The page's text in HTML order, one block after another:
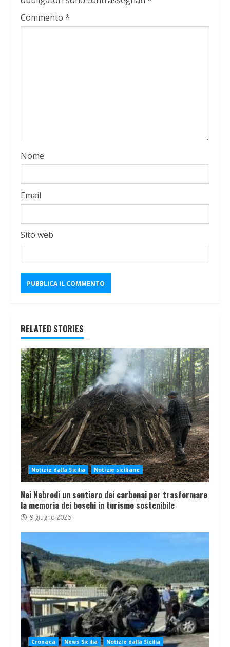
Commento *
Nome
Email
Sito web
RELATED STORIES
Notizie dalla Sicilia Notizie siciliane
Nei Nebrodi un sentiero dei carbonai per trasformare
la memoria dei boschi in turismo sostenibile
9 giugno 2026
Cronaca News Sicilia
Notizie dalla Sicilia